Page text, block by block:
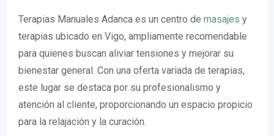
Terapias Manuales Adanca es un centro de masajes y
terapias ubicado en Vigo, ampliamente recomendable
para quienes buscan aliviar tensiones y mejorar su
bienestar general. Con una oferta variada de terapias,
este lugar se destaca por su profesionalismo y
atención al cliente, proporcionando un espacio propicio
para la relajación y la curación.